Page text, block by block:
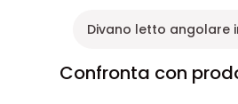
Divano letto angolare
Confronta con